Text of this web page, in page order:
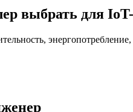
выбрать для